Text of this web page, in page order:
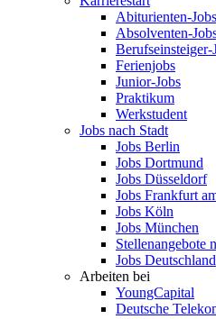
Abiturienten-Jobs
Absolventen-
Berufseinsteiger-
Ferienjobs
Junior-Jobs
Praktikum
Werkstudent
Jobs nach Stadt
Jobs Berlin
Jobs Dortmund
Jobs Düsseldorf
Jobs Frankfurt
Jobs Köln
Jobs München
Stellenangebote
Jobs Deutschland
Arbeiten bei
YoungCapital
Deutsche